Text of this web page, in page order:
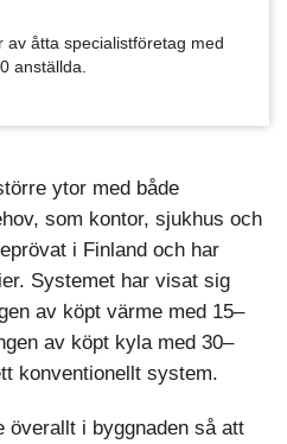
av åtta specialistföretag med
anställda.
ytor med både
som kontor, sjukhus och
i Finland och har
Systemet har visat sig
av köpt värme med 15–
av köpt kyla med 30–
konventionellt system.
överallt i byggnaden så att